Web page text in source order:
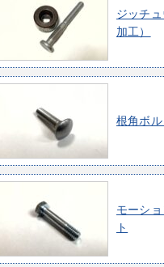
ジッチ
加工）
根角ボ
モーシ
ト